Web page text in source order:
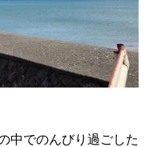
中でのんびり過ごした